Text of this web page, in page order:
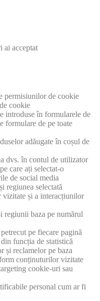
ai acceptat
permisiunilor de cookie
cookie
introduse în formularele de
formulare de pe toate
adăugate în coșul de
dvs. în contul de utilizator
care ați selectat-o
de social media
regiunea selectată
și a interacțiunilor
regiunii baza pe numărul
pe fiecare pagină
funcția de statistică
și reclamelor pe baza
conținuturilor vizitate
cookie-uri sau
personal cum ar fi